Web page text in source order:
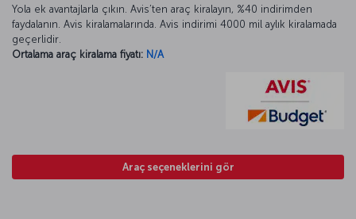
Yola ek avantajlarla çıkın. Avis’ten araç kiralayın, %40 indirimden
faydalanın. Avis kiralamalarında. Avis indirimi 4000 mil aylık kiralamada
geçerlidir.
Ortalama araç kiralama fiyatı: N/A
Araç seçeneklerini gör